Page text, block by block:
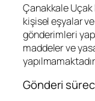
Çanakkale
kişisel eşyalar
gönderimleri
maddeler ve
Gönderi